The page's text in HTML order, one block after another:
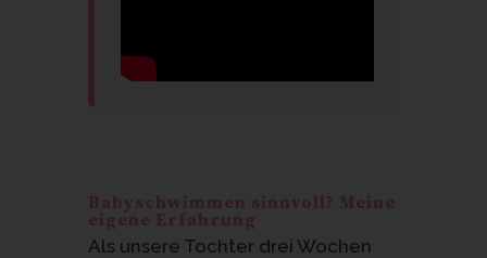
Babyschwimmen sinnvoll? Meine
eigene Erfahrung
Als unsere Tochter drei Wochen